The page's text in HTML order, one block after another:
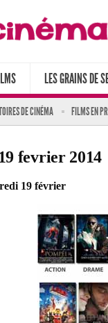
LES GRAINS DE
DE CINÉMA FILMS EN
fevrier 2014
19 février